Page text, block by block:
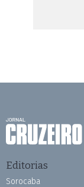
Editorias
Sorocaba